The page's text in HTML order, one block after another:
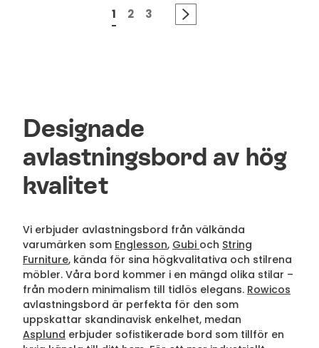
1 2 3
Designade
avlastningsbord av hög
kvalitet
Vi erbjuder avlastningsbord från välkända
varumärken som Englesson, Gubi och String
Furniture, kända för sina högkvalitativa och stilrena
möbler. Våra bord kommer i en mängd olika stilar –
från modern minimalism till tidlös elegans. Rowicos
avlastningsbord är perfekta för den som
uppskattar skandinavisk enkelhet, medan
Asplund erbjuder sofistikerade bord som tillför en